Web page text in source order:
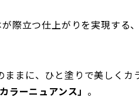
際立つ仕上がりを実現する
まに、ひと塗りで美しくカ
ラーニュアンス」 。